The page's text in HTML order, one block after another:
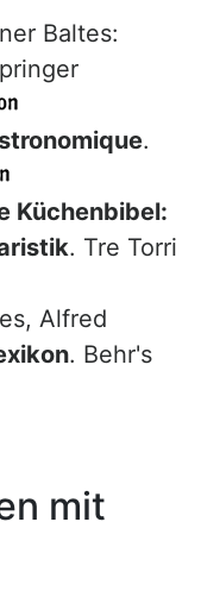
Baltes:
.
Küchenbibel:
. Tre Torri
Alfred
. Behr's
mit